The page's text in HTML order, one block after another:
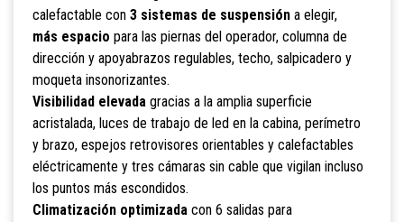
calefactable con 3 sistemas de suspensióna elegir,
más espacio para las piernas del operador, columna de
dirección y apoyabrazos regulables, techo, salpicadero y
moqueta insonorizantes.
Visibilidad elevadagracias a la amplia superficie
acristalada, luces de trabajo de led en la cabina, perímetro
y brazo, espejos retrovisores orientables y calefactables
eléctricamente y tres cámaras sin cable que vigilan incluso
los puntos más escondidos.
Climatización optimizadacon 6 salidas para